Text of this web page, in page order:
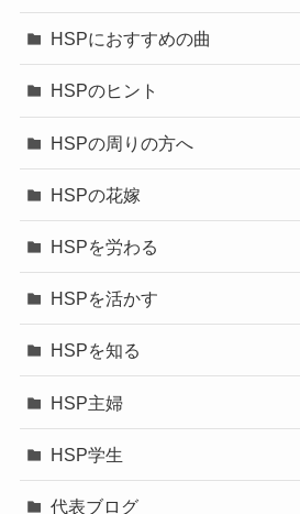
HSPにおすすめの曲
HSPのヒント
HSPの周りの方へ
HSPの花嫁
HSPを労わる
HSPを活かす
HSPを知る
HSP主婦
HSP学生
代表ブログ